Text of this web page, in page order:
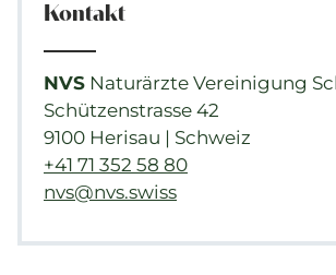
Kontakt
NVS Naturärzte Vereinigung
Schützenstrasse 42
9100 Herisau | Schweiz
+41 71 352 58 80
nvs@nvs.swiss